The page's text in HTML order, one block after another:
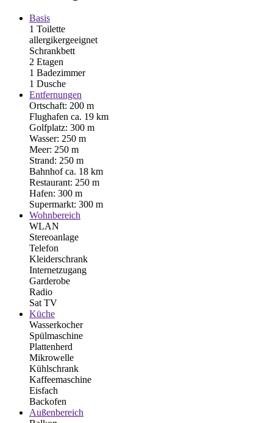
Basis
1 Toilette
allergikergeeignet
Schrankbett
2 Etagen
1 Badezimmer
1 Dusche
Entfernungen
Ortschaft: 200 m
Flughafen ca. 19 km
Golfplatz: 300 m
Wasser: 250 m
Meer: 250 m
Strand: 250 m
Bahnhof ca. 18 km
Restaurant: 250 m
Hafen: 300 m
Supermarkt: 300 m
Wohnbereich
WLAN
Stereoanlage
Telefon
Kleiderschrank
Internetzugang
Garderobe
Radio
Sat TV
Küche
Wasserkocher
Spülmaschine
Plattenherd
Mikrowelle
Kühlschrank
Kaffeemaschine
Eisfach
Backofen
Außenbereich